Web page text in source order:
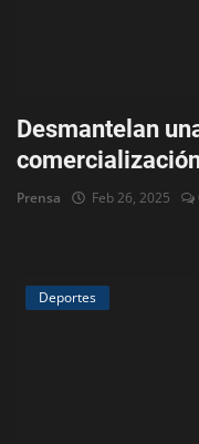
Desmantelan
Prensa Feb 26, 2025
Deportes